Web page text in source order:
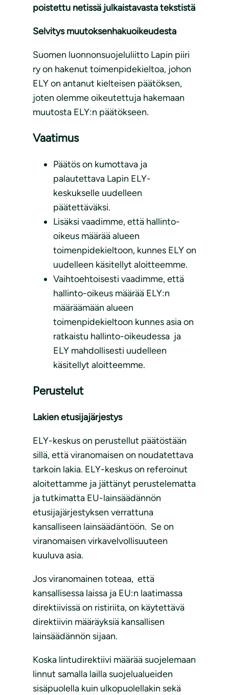
poistettu netissä julkaistavasta tekstistä
Selvitys muutoksenhakuoikeudesta
Suomen luonnonsuojeluliitto Lapin piiri
ry on hakenut toimenpidekieltoa, johon
ELY on antanut kielteisen päätöksen,
joten olemme oikeutettuja hakemaan
muutosta ELY:n päätökseen.
Vaatimus
Päätös on kumottava ja
palautettava Lapin ELY-
keskukselle uudelleen
päätettäväksi.
Lisäksi vaadimme, että hallinto-
oikeus määrää alueen
toimenpidekieltoon, kunnes ELY on
uudelleen käsitellyt aloitteemme.
Vaihtoehtoisesti vaadimme, että
hallinto-oikeus määrää ELY:n
määräämään alueen
toimenpidekieltoon kunnes asia on
ratkaistu hallinto-oikeudessa ja
ELY mahdollisesti uudelleen
käsitellyt aloitteemme.
Perustelut
Lakien etusijajärjestys
ELY-keskus on perustellut päätöstään
sillä, että viranomaisen on noudatettava
tarkoin lakia. ELY-keskus on referoinut
aloitettamme ja jättänyt perustelematta
ja tutkimatta EU-lainsäädännön
etusijajärjestyksen verrattuna
kansalliseen lainsäädäntöön. Se on
viranomaisen virkavelvollisuuteen
kuuluva asia.
Jos viranomainen toteaa, että
kansallisessa laissa ja EU:n laatimassa
direktiivissä on ristiriita, on käytettävä
direktiivin määräyksiä kansallisen
lainsäädännön sijaan.
Koska lintudirektiivi määrää suojelemaan
linnut samalla lailla suojelualueiden
sisäpuolella kuin ulkopuolellakin sekä